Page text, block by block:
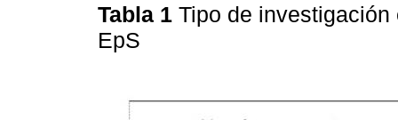
Tabla 1 Tipo de
EpS